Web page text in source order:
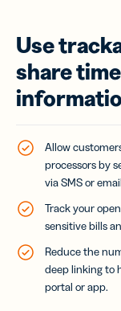
Use
share
Allow
processors by
via SMS or email
Track your
sensitive bills
Reduce the
deep linking to
portal or app.